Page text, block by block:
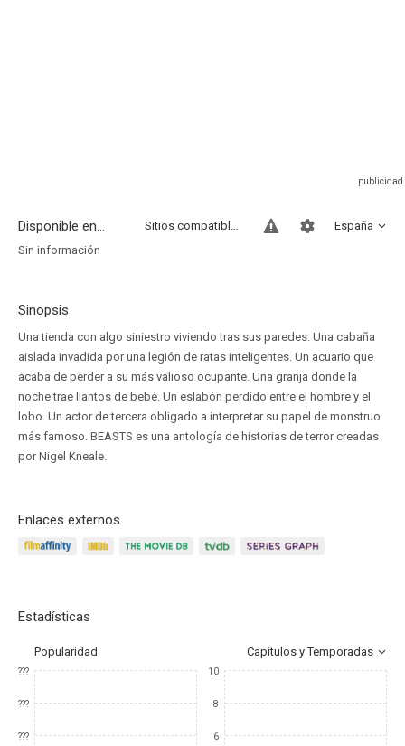
Disponible en... España
Sitios compatibles
Sin información
Sinopsis
Una tienda con algo siniestro viviendo tras sus paredes. Una cabaña
aislada invadida por una legión de ratas inteligentes. Un acuario que
acaba de perder a su más valioso ocupante. Una granja donde la
noche trae llantos de bebé. Un eslabón perdido entre el hombre y el
lobo. Un actor de tercera obligado a interpretar su papel de monstruo
más famoso. BEASTS es una antología de historias de terror creadas
por Nigel Kneale.
Enlaces externos
Estadísticas
Popularidad Capítulos y Temporadas
???
???
???
10
8
6